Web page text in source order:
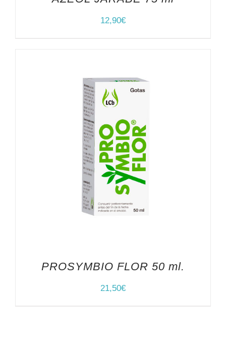
12,90€
PROSYMBIO FLOR 50 ml.
21,50€